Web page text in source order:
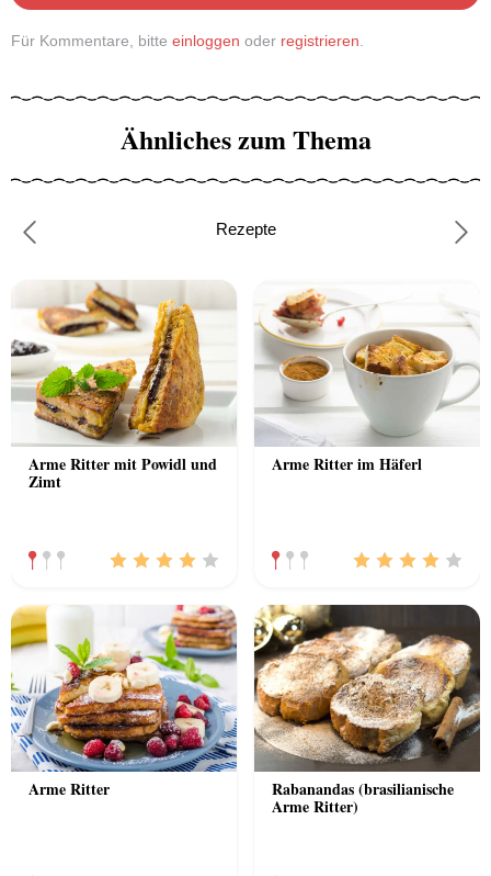
Für Kommentare, bitte einloggen oder registrieren
Ähnliches zum Thema
Rezepte
Arme Ritter mit Powidl und
Zimt
Arme Ritter im Häferl
Arme Ritter Rabanandas (brasilianische
Arme Ritter)